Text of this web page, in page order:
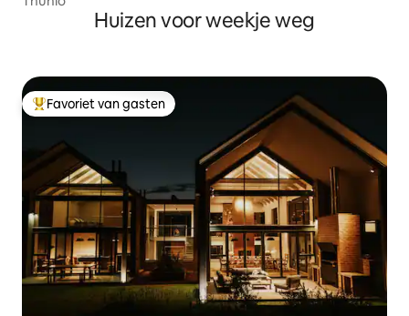
Huizen voor weekje weg
Topfavoriet van gasten
Favoriet van gasten